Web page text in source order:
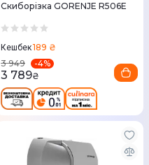
Скиборізка GORENJE R506E
Кешбек189 ₴
3 949
-4%
3 789₴